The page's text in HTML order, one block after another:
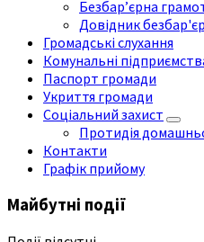
Безбар’єрна
Довідник
Громадські слухання
Комунальні
Паспорт громади
Укриття громади
Соціальний захист
Протидія
Контакти
Графік прийому
Майбутні події